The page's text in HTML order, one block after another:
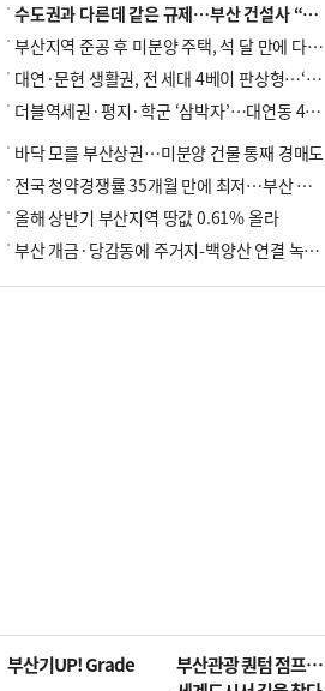
수도권과 다른데 같은 규제…부산 건설사 “쓰러지기 직전”
부산지역 준공 후 미분양 주택, 석 달 만에 다시 3000가구 넘어서
대연·문현 생활권, 전 세대 4베이 판상형…‘더샵 트리센트’ 내달 분양
더블역세권·평지·학군 ‘삼박자’…대연동 42층 브랜드 단지
바닥 모를 부산상권…미분양 건물 통째 경매도
전국 청약경쟁률 35개월 만에 최저…부산 미분양 ‘적체’ 심화
올해 상반기 부산지역 땅값 0.61% 올라
부산 개금·당감동에 주거지-백양산 연결 녹지 조성
부산기UP! Grade
부산관광 퀀텀 점프…